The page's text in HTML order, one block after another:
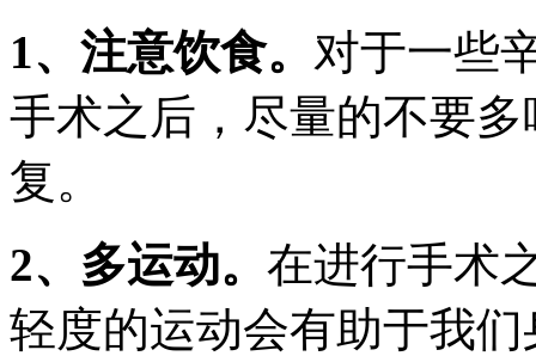
1、注意饮食。 对于一些
手术之后，尽量的不要
复。
2、多运动。 在进行手术
轻度的运动会有助于我